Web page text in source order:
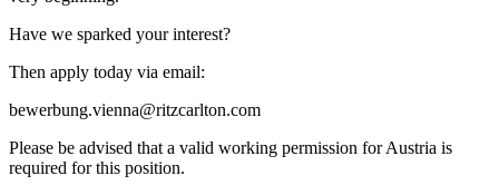
Have we sparked your interest?
Then apply today via email:
bewerbung.vienna@ritzcarlton.com
Please be advised that a valid working permission for Austria is
required for this position.